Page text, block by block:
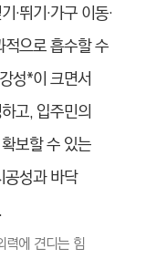
·뛰기·가구 이동·
으로 흡수할 수
성*이 크면서
고, 입주민의
보할 수 있는
성과 바닥
력에 견디는 힘